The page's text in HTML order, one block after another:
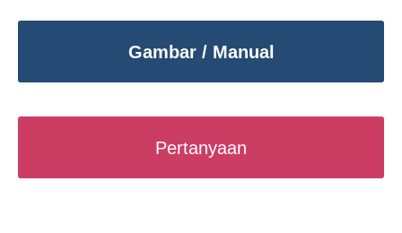
Gambar / Manual
Pertanyaan